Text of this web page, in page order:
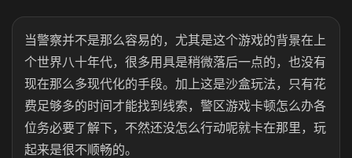
当警察并不是那么容易的，尤其是这个游戏的背景在上
个世界八十年代，很多用具是稍微落后一点的，也没有
现在那么多现代化的手段。加上这是沙盒玩法，只有花
费足够多的时间才能找到线索，警区游戏卡顿怎么办各
位务必要了解下，不然还没怎么行动呢就卡在那里，玩
起来是很不顺畅的。